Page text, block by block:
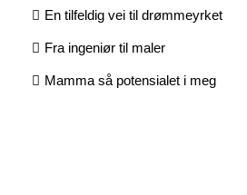
En tilfeldig vei til drømmeyrket
Fra ingeniør til maler
Mamma så potensialet i meg